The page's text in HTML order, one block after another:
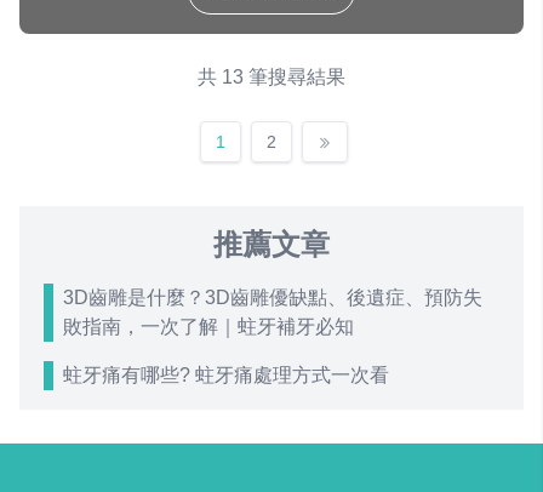
共 13 筆搜尋結果
1 2
推薦文章
3D齒雕是什麼？3D齒雕優缺點、後遺症、預防失
敗指南，一次了解｜蛀牙補牙必知
蛀牙痛有哪些? 蛀牙痛處理方式一次看